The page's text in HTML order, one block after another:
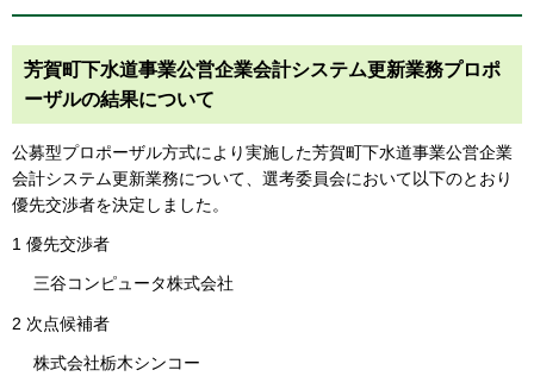
芳賀町下水道事業公営企業会計システム更新業務プロポ
ーザルの結果について
公募型プロポーザル方式により実施した芳賀町下水道事業公営企業
会計システム更新業務について、選考委員会において以下のとおり
優先交渉者を決定しました。
1 優先交渉者
三谷コンピュータ株式会社
2 次点候補者
株式会社栃木シンコー